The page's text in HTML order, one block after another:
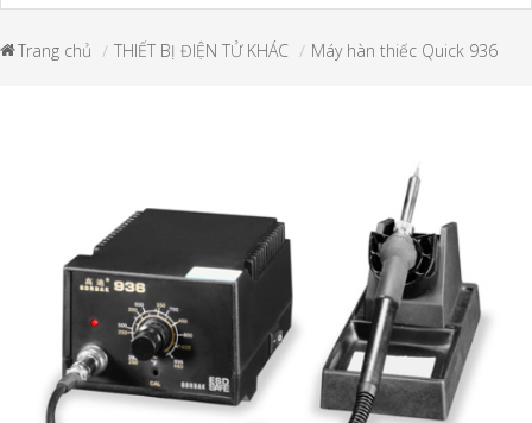
Trang chủ THIẾT BỊ ĐIỆN TỬ KHÁC Máy hàn thiếc Quick 936